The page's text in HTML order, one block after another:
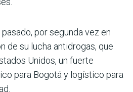
por segunda vez en
de su lucha antidrogas, que
Unidos, un fuerte
para Bogotá y logístico para